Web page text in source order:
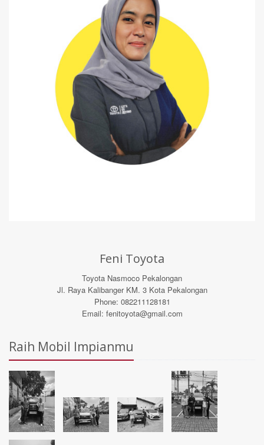
Feni Toyota
Toyota Nasmoco Pekalongan
Jl. Raya Kalibanger KM. 3 Kota Pekalongan
Phone: 082211128181
Email: fenitoyota@gmail.com
Raih Mobil Impianmu